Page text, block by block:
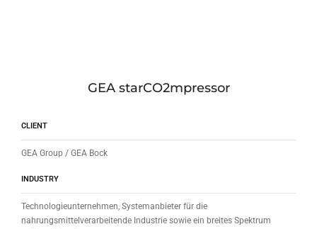
GEA starCO2mpressor
CLIENT
GEA Group / GEA Bock
INDUSTRY
Technologieunternehmen, Systemanbieter für die
nahrungsmittelverarbeitende Industrie sowie ein breites Spektrum